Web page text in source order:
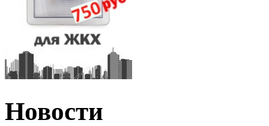
Новости